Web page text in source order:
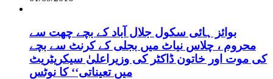
بوائز ہائی سکول جلال آباد کے بچے چھت سے
محروم ، چلاس نیاٹ میں بجلی کے کرنٹ سے بچے
کی موت اور خاتون ڈاکٹر کی وزیراعلیٰ سیکریٹریٹ
میں تعیناتی‘‘ کا نوٹس